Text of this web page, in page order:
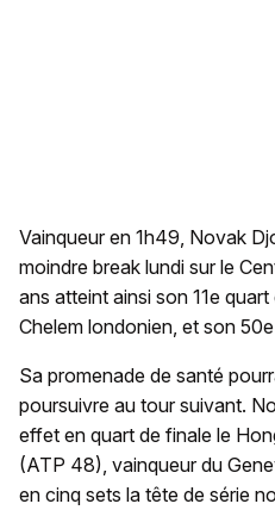
Vainqueur en 1h49, Novak
moindre break lundi sur le
ans atteint ainsi son 11e
Chelem londonien, et son
Sa promenade de santé
poursuivre au tour suivant.
effet en quart de finale le
(ATP 48), vainqueur du
en cinq sets la tête de série